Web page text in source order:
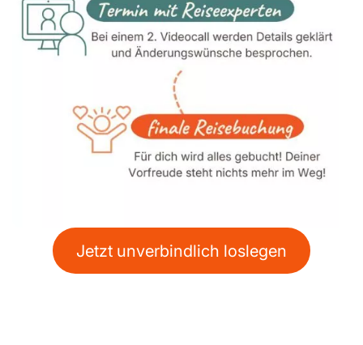
Jetzt unverbindlich loslegen